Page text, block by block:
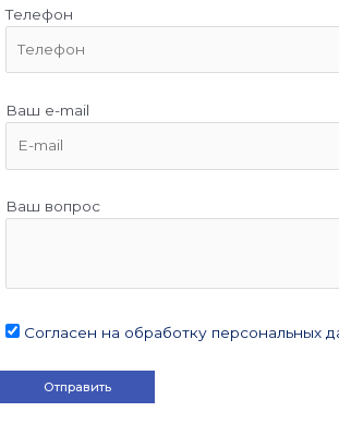
Телефон
Ваш e-mail
Ваш вопрос
Согласен на обработку персональных